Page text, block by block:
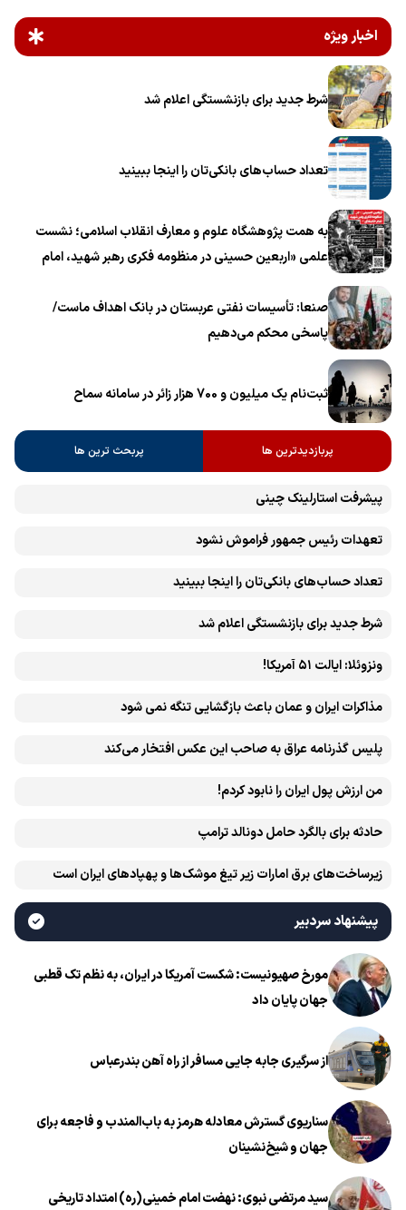
اخبار ویژه
شرط جدید برای بازنشستگی اعلام شد
تعداد حساب‌های بانکی‌تان را اینجا ببینید
به همت پژوهشگاه علوم و معارف انقلاب اسلامی؛ نشست
علمی «اربعین حسینی در منظومه فکری رهبر شهید، امام
صنعا: تأسیسات نفتی عربستان در بانک اهداف ماست/
پاسخی محکم می‌دهیم
ثبت‌نام یک میلیون و 700 هزار زائر در سامانه سماح ‌
پربازدیدترین ها پربحث ترین ها
پیشرفت ‏استارلینک چینی
تعهدات رئیس جمهور فراموش نشود
تعداد حساب‌های بانکی‌تان را اینجا ببینید
شرط جدید برای بازنشستگی اعلام شد
ونزوئلا: ایالت ۵۱ آمریکا!
مذاکرات ایران و عمان باعث بازگشایی تنگه نمی شود
پلیس گذرنامه عراق به صاحب این عکس افتخار می‌کند
من ارزش پول ایران را نابود کردم!
حادثه برای بالگرد حامل دونالد ترامپ
زیرساخت‌های برق امارات زیر تیغ موشک‌ها و پهپادهای ایران است
پیشنهاد سردبیر
مورخ صهیونیست: شکست آمریکا در ایران، به نظم تک قطبی
جهان پایان داد
از سرگیری جابه جایی مسافر از راه آهن بندرعباس
سناریوی گسترش معادله هرمز به باب‌المندب و فاجعه برای
جهان و شیخ‌نشینان
سید مرتضی نبوی: نهضت امام خمینی(ره) امتداد تاریخی